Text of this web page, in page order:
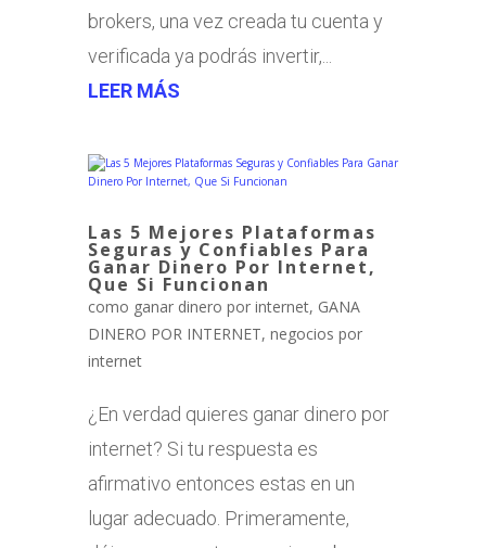
brokers, una vez creada tu cuenta y
verificada ya podrás invertir,...
LEER MÁS
Las 5 Mejores Plataformas
Seguras y Confiables Para
Ganar Dinero Por Internet,
Que Si Funcionan
como ganar dinero por internet, GANA
DINERO POR INTERNET, negocios por
internet
¿En verdad quieres ganar dinero por
internet? Si tu respuesta es
afirmativo entonces estas en un
lugar adecuado. Primeramente,